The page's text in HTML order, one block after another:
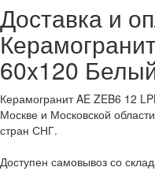
Доставка и
60x120
Керамогранит AE ZEB6 12
Москве и Московской
стран СНГ.
Доступен самовывоз со